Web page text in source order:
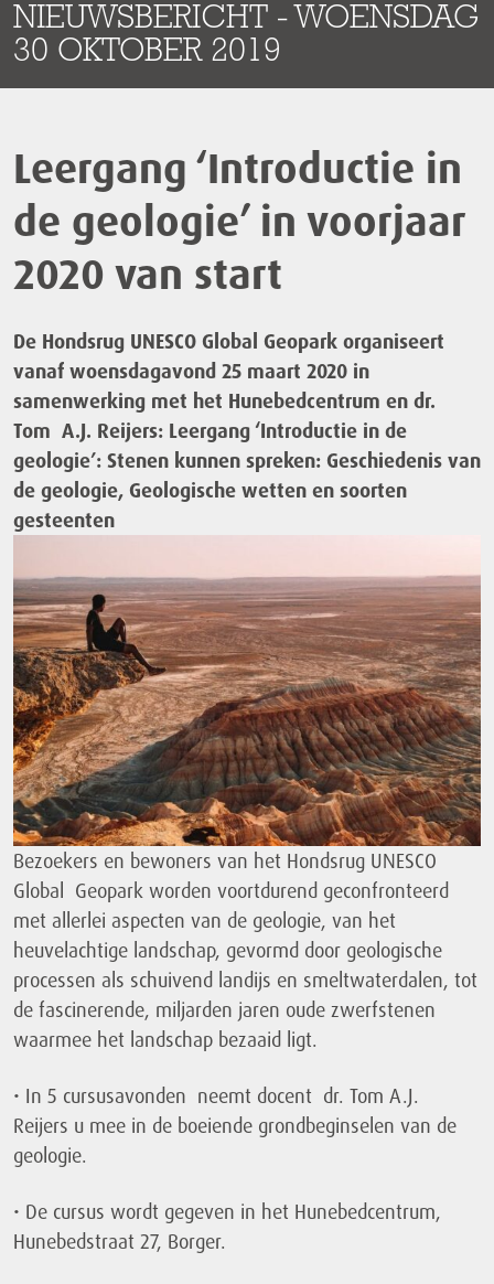
NIEUWSBERICHT - WOENSDAG
30 OKTOBER 2019
Leergang ‘Introductie in
de geologie’ in voorjaar
2020 van start
De Hondsrug UNESCO Global Geopark organiseert
vanaf woensdagavond 25 maart 2020 in
samenwerking met het Hunebedcentrum en dr.
Tom A.J. Reijers: Leergang ‘Introductie in de
geologie’: Stenen kunnen spreken: Geschiedenis van
de geologie, Geologische wetten en soorten
gesteenten
Bezoekers en bewoners van het Hondsrug UNESCO
Global Geopark worden voortdurend geconfronteerd
met allerlei aspecten van de geologie, van het
heuvelachtige landschap, gevormd door geologische
processen als schuivend landijs en smeltwaterdalen, tot
de fascinerende, miljarden jaren oude zwerfstenen
waarmee het landschap bezaaid ligt.
• In 5 cursusavonden neemt docent dr. Tom A.J.
Reijers u mee in de boeiende grondbeginselen van de
geologie.
• De cursus wordt gegeven in het Hunebedcentrum,
Hunebedstraat 27, Borger.